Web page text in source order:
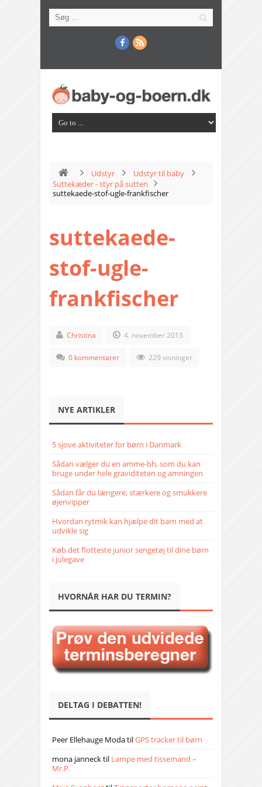
Udstyr
Udstyr til baby
Suttekæder - styr på sutten
suttekaede-stof-ugle-frankfischer
suttekaede-
stof-ugle-
frankfischer
Christina 4. november 2013
0 kommentarer 229 visninger
NYE ARTIKLER
5 sjove aktiviteter for børn i Danmark
Sådan vælger du en amme-bh, som du kan
bruge under hele graviditeten og amningen
Sådan får du længere, stærkere og smukkere
øjenvipper
Hvordan rytmik kan hjælpe dit barn med at
udvikle sig
Køb det flotteste junior sengetøj til dine børn
i julegave
HVORNÅR HAR DU TERMIN?
DELTAG I DEBATTEN!
Peer Ellehauge ModatilGPS tracker til børn
mona jannecktil Lampe med tissemand –
Mr.P.